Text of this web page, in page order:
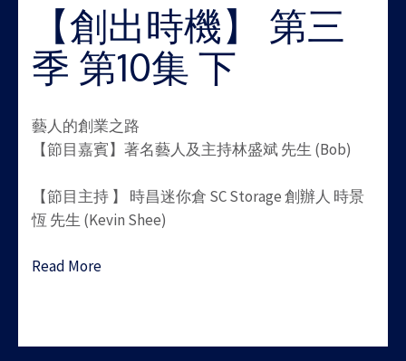
【創出時機】 第三
季 第10集 下
藝人的創業之路
【節目嘉賓】著名藝人及主持林盛斌 先生 (Bob)
【節目主持 】 時昌迷你倉 SC Storage 創辦人 時景
恆 先生 (Kevin Shee)
Read More